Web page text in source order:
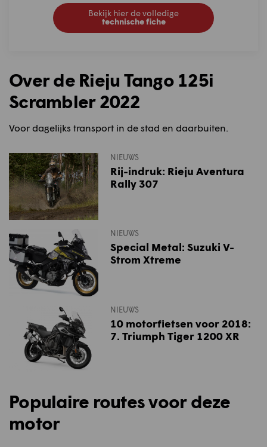
Bekijk hier de volledige
technische fiche
Over de Rieju Tango 125i
Scrambler 2022
Voor dagelijks transport in de stad en daarbuiten.
NIEUWS
Rij-indruk: Rieju Aventura
Rally 307
NIEUWS
Special Metal: Suzuki V-
Strom Xtreme
NIEUWS
10 motorfietsen voor 2018:
7. Triumph Tiger 1200 XR
Populaire routes voor deze
motor